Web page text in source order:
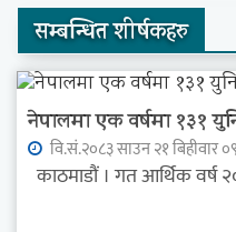
सम्बन्धित शीर्षकहरु
नेपालमा एक वर्षमा १३१
वि.सं.२०८३ साउन २१ बिहीवार
काठमाडौं । गत आर्थिक वर्ष